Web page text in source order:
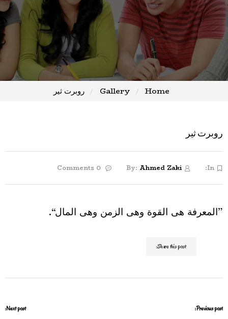
Home
Gallery روبرت ثير
روبرت ثير
In:
By: Ahmed Zaki
”المعرفة هى القوة وهى الزمن وهى المال“.
Share this post:
Previous post:
Next post: